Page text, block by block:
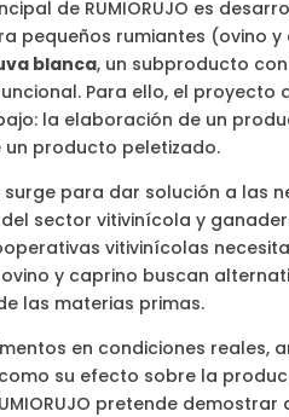
de RUMIORUJO es
pequeños rumiantes (ovino
blanca, un subproducto
Para ello, el proyecto
la elaboración de un
producto peletizado.
surge para dar solución a las
sector vitivinícola y
vitivinícolas
y caprino buscan
las materias primas.
en condiciones reales,
su efecto sobre la
pretende demostrar